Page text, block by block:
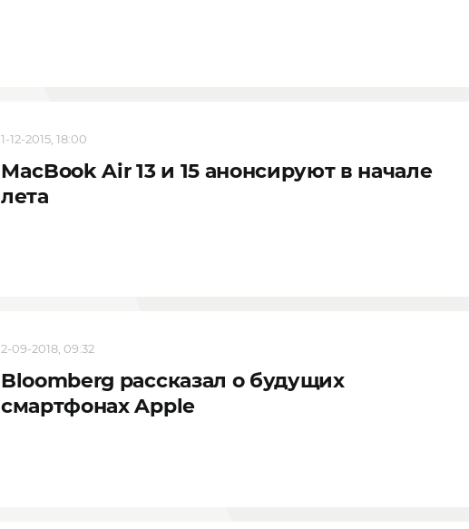
1-12-2015, 18:00
MacBook Air 13 и 15 анонсируют в начале
лета
2-09-2018, 09:32
Bloomberg рассказал о будущих
смартфонах Apple